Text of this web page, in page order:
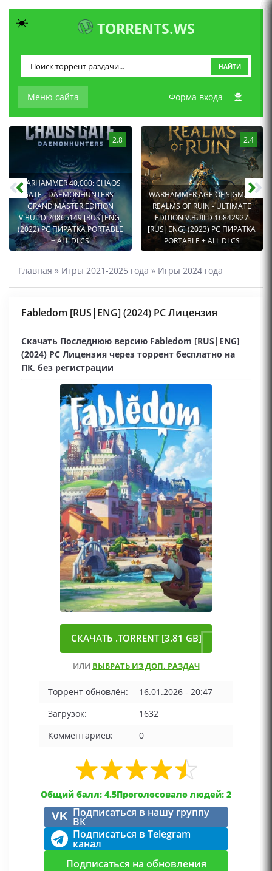
TORRENTS.WS
Меню сайта
НАЙТИ
Форма входа
2.8
WARHAMMER 40,000: CHAOS
GATE - DAEMONHUNTERS -
GRAND MASTER EDITION
V.BUILD 20865149 [RUS|ENG]
(2022) PC ПИРАТКА PORTABLE
+ ALL DLCS
2.4
WARHAMMER AGE OF SIGMAR:
REALMS OF RUIN - ULTIMATE
EDITION V.BUILD 16842927
[RUS|ENG] (2023) PC ПИРАТКА
PORTABLE + ALL DLCS
Главная » Игры 2021-2025 года » Игры 2024 года
Fabledom [RUS|ENG] (2024) PC Лицензия
Скачать Последнюю версию Fabledom [RUS|ENG]
(2024) PC Лицензия через торрент бесплатно на
ПК, без регистрации
СКАЧАТЬ .TORRENT [3.81 GB]
ИЛИ ВЫБРАТЬ ИЗ ДОП. РАЗДАЧ
Торрент обновлён:
16.01.2026 - 20:47
Загрузок:
1632
Комментариев:
0
Общий балл: 4.5Проголосовало людей: 2
VK Подписаться в нашу группу
ВК
Подписаться в Telegram
канал
Подписаться на обновления
☀️